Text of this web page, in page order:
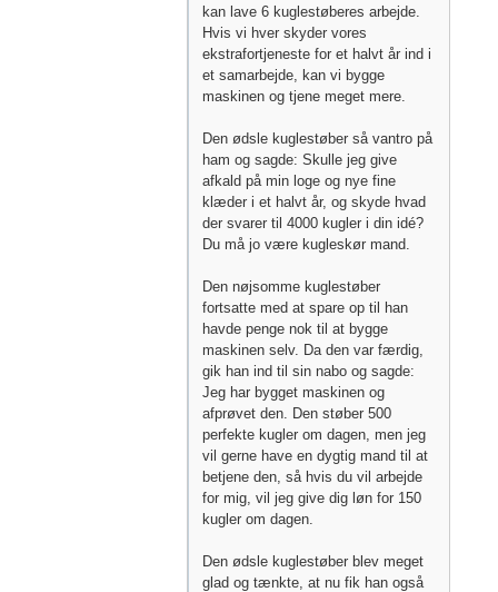
kan lave 6 kuglestøberes arbejde.
Hvis vi hver skyder vores
ekstrafortjeneste for et halvt år ind i
et samarbejde, kan vi bygge
maskinen og tjene meget mere.
Den ødsle kuglestøber så vantro på
ham og sagde: Skulle jeg give
afkald på min loge og nye fine
klæder i et halvt år, og skyde hvad
der svarer til 4000 kugler i din idé?
Du må jo være kugleskør mand.
Den nøjsomme kuglestøber
fortsatte med at spare op til han
havde penge nok til at bygge
maskinen selv. Da den var færdig,
gik han ind til sin nabo og sagde:
Jeg har bygget maskinen og
afprøvet den. Den støber 500
perfekte kugler om dagen, men jeg
vil gerne have en dygtig mand til at
betjene den, så hvis du vil arbejde
for mig, vil jeg give dig løn for 150
kugler om dagen.
Den ødsle kuglestøber blev meget
glad og tænkte, at nu fik han også